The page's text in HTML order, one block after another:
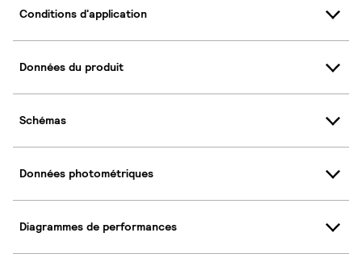
Conditions d'application
Données du produit
Schémas
Données photométriques
Diagrammes de performances